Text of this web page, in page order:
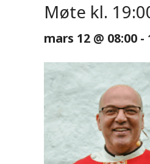
Møte kl.
mars 12 @ 08:00 -